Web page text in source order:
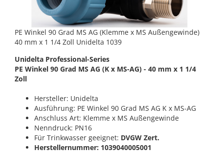
PE Winkel 90 Grad MS AG (Klemme x MS Außengewinde)
40 mm x 1 1/4 Zoll Unidelta 1039
Unidelta Professional-Series
PE Winkel 90 Grad MS AG (K x MS-AG) - 40 mm x 1 1/4
Zoll
Hersteller: Unidelta
Ausführung: PE Winkel 90 Grad MS AG K x MS-AG
Anschluss Art: Klemme x MS Außengewinde
Nenndruck: PN16
Für Trinkwasser geeignet: DVGW Zert.
Herstellernummer: 1039040005001